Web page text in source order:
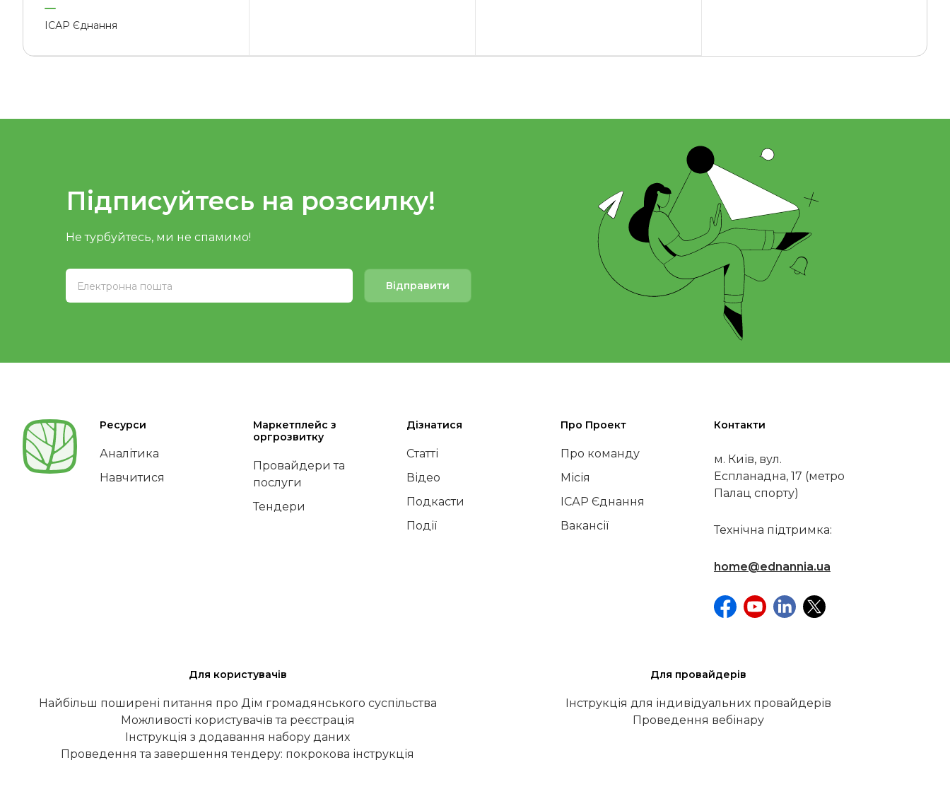
ІСАР Єднання
Підписуйтесь на розсилку!
Не турбуйтесь, ми не спамимо!
Відправити
Ресурси
Аналітика
Навчитися
Маркетплейс з
оргрозвитку
Провайдери та
послуги
Тендери
Дізнатися
Статті
Відео
Подкасти
Події
Про Проект
Про команду
Місія
ІСАР Єднання
Вакансії
Контакти
м. Київ, вул.
Еспланадна, 17 (метро
Палац спорту)
Технічна підтримка:
home@ednannia.ua
Для користувачів
Найбільш поширені питання про Дім громадянського суспільства
Можливості користувачів та реєстрація
Інструкція з додавання набору даних
Проведення та завершення тендеру: покрокова інструкція
Для провайдерів
Інструкція для індивідуальних провайдерів
Проведення вебінару